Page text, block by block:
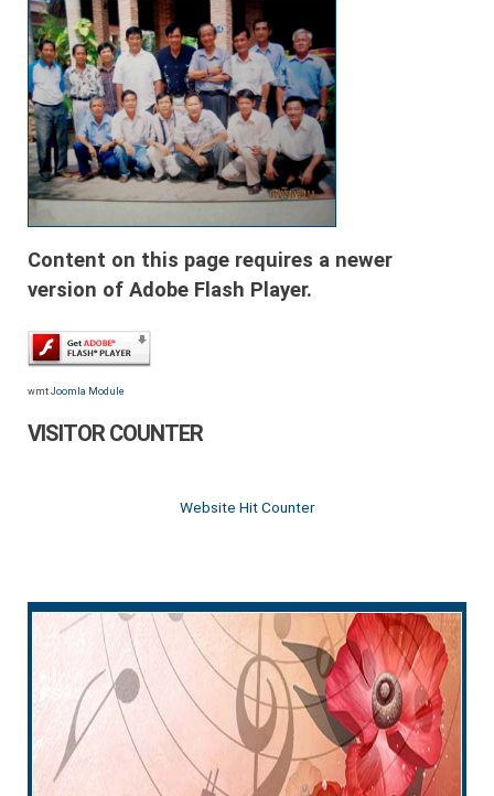
Content on this page requires a newer
version of Adobe Flash Player.
wmt Joomla Module
VISITOR COUNTER
Website Hit Counter